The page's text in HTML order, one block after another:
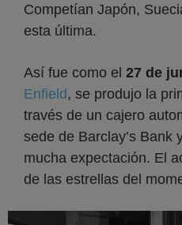
Competían Japón,
esta última.
Así fue como el 27 de
Enfield, se produjo la
través de un cajero
sede de Barclay’s Bank
mucha expectación. El
de las estrellas del